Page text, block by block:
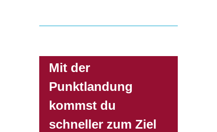
Mit der
Punktlandung
kommst du
schneller zum Ziel